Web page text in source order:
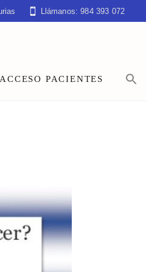
Llámanos: 984 393 072
ACCESO PACIENTES